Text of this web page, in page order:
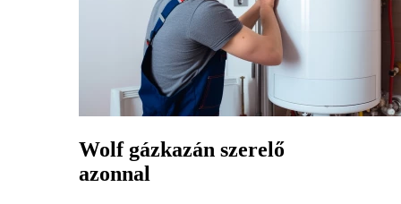
Wolf gázkazán szerelő
azonnal